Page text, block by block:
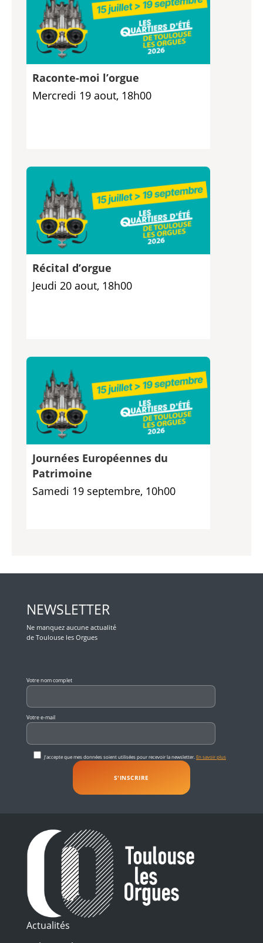
Raconte-moi l’orgue
Mercredi 19 aout, 18h00
Récital d’orgue
Jeudi 20 aout, 18h00
Journées Européennes du
Patrimoine
Samedi 19 septembre, 10h00
NEWSLETTER
Ne manquez aucune actualité
de Toulouse les Orgues
Votre nom complet
Votre e-mail
J'accepte que mes données soient utilisées pour recevoir la newsletter. En savoir plus
Actualités